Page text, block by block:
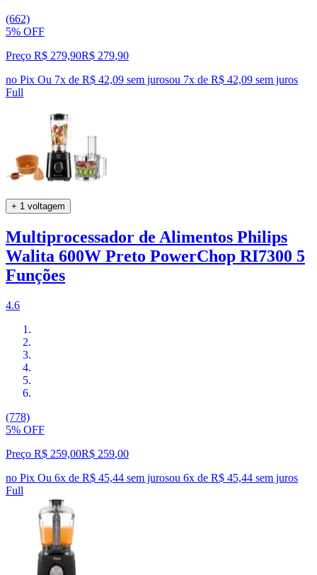
(662)
5% OFF
Preço R$ 279,90R$ 279,90
no Pix Ou 7x de R$ 42,09 sem jurosou 7x de R$ 42,09 sem juros
Full
+ 1 voltagem
Multiprocessador de Alimentos Philips
Walita 600W Preto PowerChop RI7300 5
Funções
4.6
(778)
5% OFF
Preço R$ 259,00R$ 259,00
no Pix Ou 6x de R$ 45,44 sem jurosou 6x de R$ 45,44 sem juros
Full